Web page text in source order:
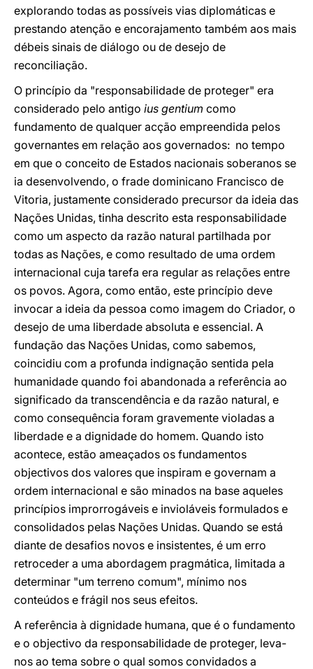
explorando todas as possíveis vias diplomáticas e
prestando atenção e encorajamento também aos mais
débeis sinais de diálogo ou de desejo de
reconciliação.
O princípio da "responsabilidade de proteger" era
considerado pelo antigo ius gentium como
fundamento de qualquer acção empreendida pelos
governantes em relação aos governados: no tempo
em que o conceito de Estados nacionais soberanos se
ia desenvolvendo, o frade dominicano Francisco de
Vitoria, justamente considerado precursor da ideia das
Nações Unidas, tinha descrito esta responsabilidade
como um aspecto da razão natural partilhada por
todas as Nações, e como resultado de uma ordem
internacional cuja tarefa era regular as relações entre
os povos. Agora, como então, este princípio deve
invocar a ideia da pessoa como imagem do Criador, o
desejo de uma liberdade absoluta e essencial. A
fundação das Nações Unidas, como sabemos,
coincidiu com a profunda indignação sentida pela
humanidade quando foi abandonada a referência ao
significado da transcendência e da razão natural, e
como consequência foram gravemente violadas a
liberdade e a dignidade do homem. Quando isto
acontece, estão ameaçados os fundamentos
objectivos dos valores que inspiram e governam a
ordem internacional e são minados na base aqueles
princípios improrrogáveis e invioláveis formulados e
consolidados pelas Nações Unidas. Quando se está
diante de desafios novos e insistentes, é um erro
retroceder a uma abordagem pragmática, limitada a
determinar "um terreno comum", mínimo nos
conteúdos e frágil nos seus efeitos.
A referência à dignidade humana, que é o fundamento
e o objectivo da responsabilidade de proteger, leva-
nos ao tema sobre o qual somos convidados a